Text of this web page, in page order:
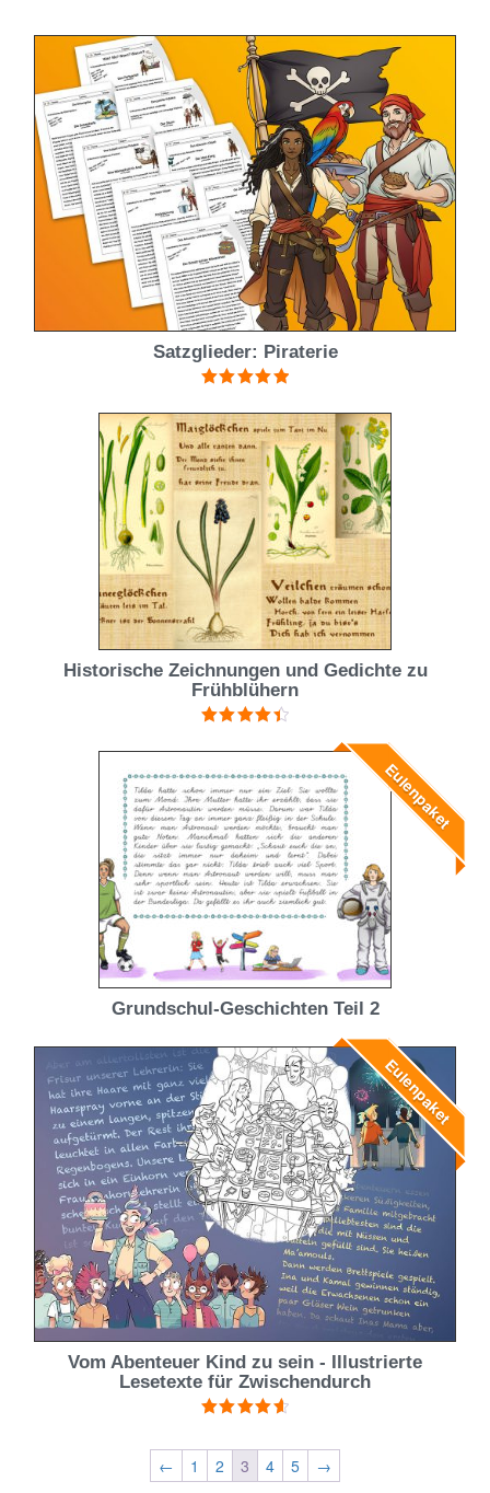
Satzglieder: Piraterie
5.00von 5
Historische Zeichnungen und Gedichte zu
Frühblühern
mit4.50
Eulenpaket
Grundschul-Geschichten Teil 2
Eulenpaket
Vom Abenteuer Kind zu sein - Illustrierte
Lesetexte für Zwischendurch
von 5
← 1 2 3 4 5 →